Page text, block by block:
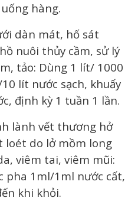
hàng.
dàn mát, hố sát
nuôi thủy cầm, sử lý
tảo: Dùng 1 lít/ 1000
lít nước sạch, khuấy
định kỳ 1 tuần 1 lần.
lành vết thương hở
loét do lở mồm long
viêm tai, viêm mũi:
pha 1ml/1ml nước cất,
khi khỏi.